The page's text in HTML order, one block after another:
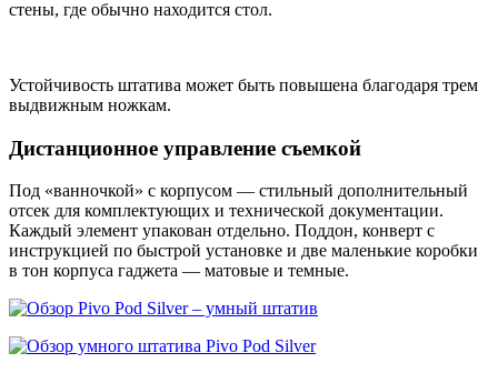
стены, где обычно находится стол.
Устойчивость штатива может быть повышена благодаря трем
выдвижным ножкам.
Дистанционное управление съемкой
Под «ванночкой» с корпусом — стильный дополнительный
отсек для комплектующих и технической документации.
Каждый элемент упакован отдельно. Поддон, конверт с
инструкцией по быстрой установке и две маленькие коробки
в тон корпуса гаджета — матовые и темные.